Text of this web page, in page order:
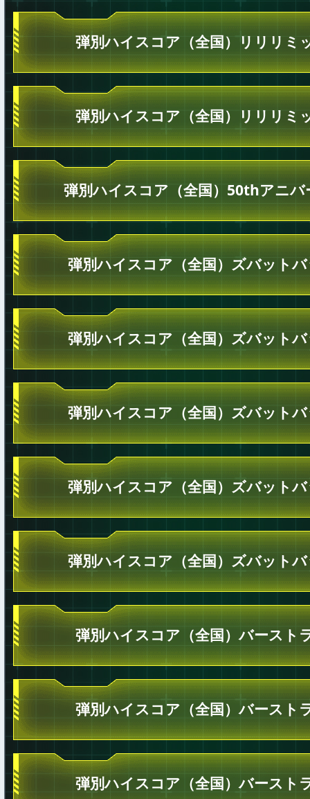
弾別ハイスコア（全国）リリリミ
弾別ハイスコア（全国）リリリミ
弾別ハイスコア（全国）50thアニバ
弾別ハイスコア（全国）ズバット
弾別ハイスコア（全国）ズバット
弾別ハイスコア（全国）ズバット
弾別ハイスコア（全国）ズバット
弾別ハイスコア（全国）ズバット
弾別ハイスコア（全国）バースト
弾別ハイスコア（全国）バースト
弾別ハイスコア（全国）バースト